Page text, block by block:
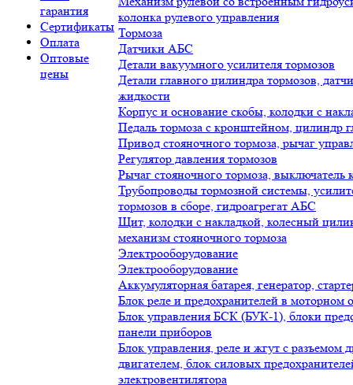
гарантия
Сертификаты
Оплата
Оптовые
цены
колонка рулевого управления
Тормоза
Датчики АБС
Детали вакуумного усилителя тормозов
Детали главного цилиндра тормозов,
жидкости
Корпус и основание скобы, колодки с
Педаль тормоза с кронштейном, цилиндр
Привод стояночного тормоза, рычаг
Регулятор давления тормозов
Рычаг стояночного тормоза,
Трубопроводы тормозной системы,
тормозов в сборе, гидроагрегат АБС
Щит, колодки с накладкой, колесный
механизм стояночного тормоза
Электрооборудование
Электрооборудование
Аккумуляторная батарея, генератор,
Блок реле и предохранителей в моторном
Блок управления БСК (БУК-1), блоки
панели приборов
Блок управления, реле и жгут с разъемом
двигателем, блок силовых
электровентилятора